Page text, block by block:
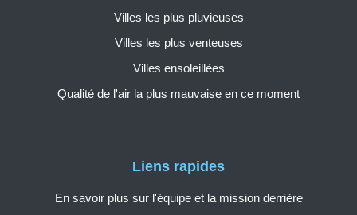
Liens rapides
En savoir plus sur l'équipe et la mission derrière
Villes les plus pluvieuses
Villes les plus venteuses
Villes ensoleillées
Qualité de l'air la plus mauvaise en ce moment